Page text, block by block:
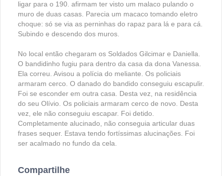
ligar para o 190. afirmam ter visto um malaco pulando o
muro de duas casas. Parecia um macaco tomando eletro
choque: só se via as perninhas do rapaz para lá e para cá.
Subindo e descendo dos muros.
No local então chegaram os Soldados Gilcimar e Daniella.
O bandidinho fugiu para dentro da casa da dona Vanessa.
Ela correu. Avisou a polícia do meliante. Os policiais
armaram cerco. O danado do bandido conseguiu escapulir.
Foi se esconder em outra casa. Desta vez, na residência
do seu Olívio. Os policiais armaram cerco de novo. Desta
vez, ele não conseguiu escapar. Foi detido.
Completamente alucinado, não conseguia articular duas
frases sequer. Estava tendo fortíssimas alucinações. Foi
ser acalmado no fundo da cela.
Compartilhe